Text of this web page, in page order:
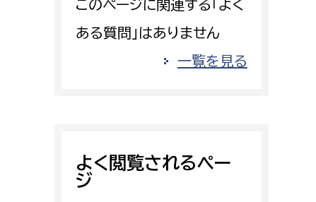
監査事務局
監査事務局
このページに関連する「よく
ある質問」はありません
一覧を見る
よく閲覧されるペー
ジ